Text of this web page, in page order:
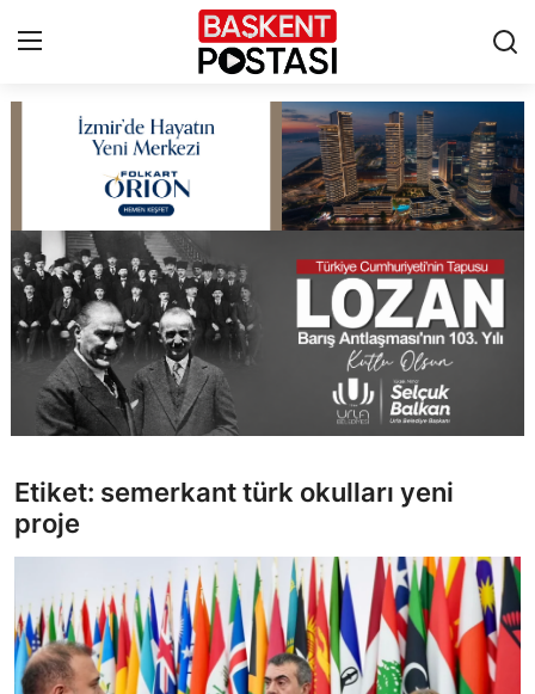
Çerez Politikası
Künye
Ankara
TBMM
Cumhurbaşkanlığı
Bakanlıklar
Siyasi Partiler
Mülki İdare
Etiket: semerkant türk okulları yeni
proje